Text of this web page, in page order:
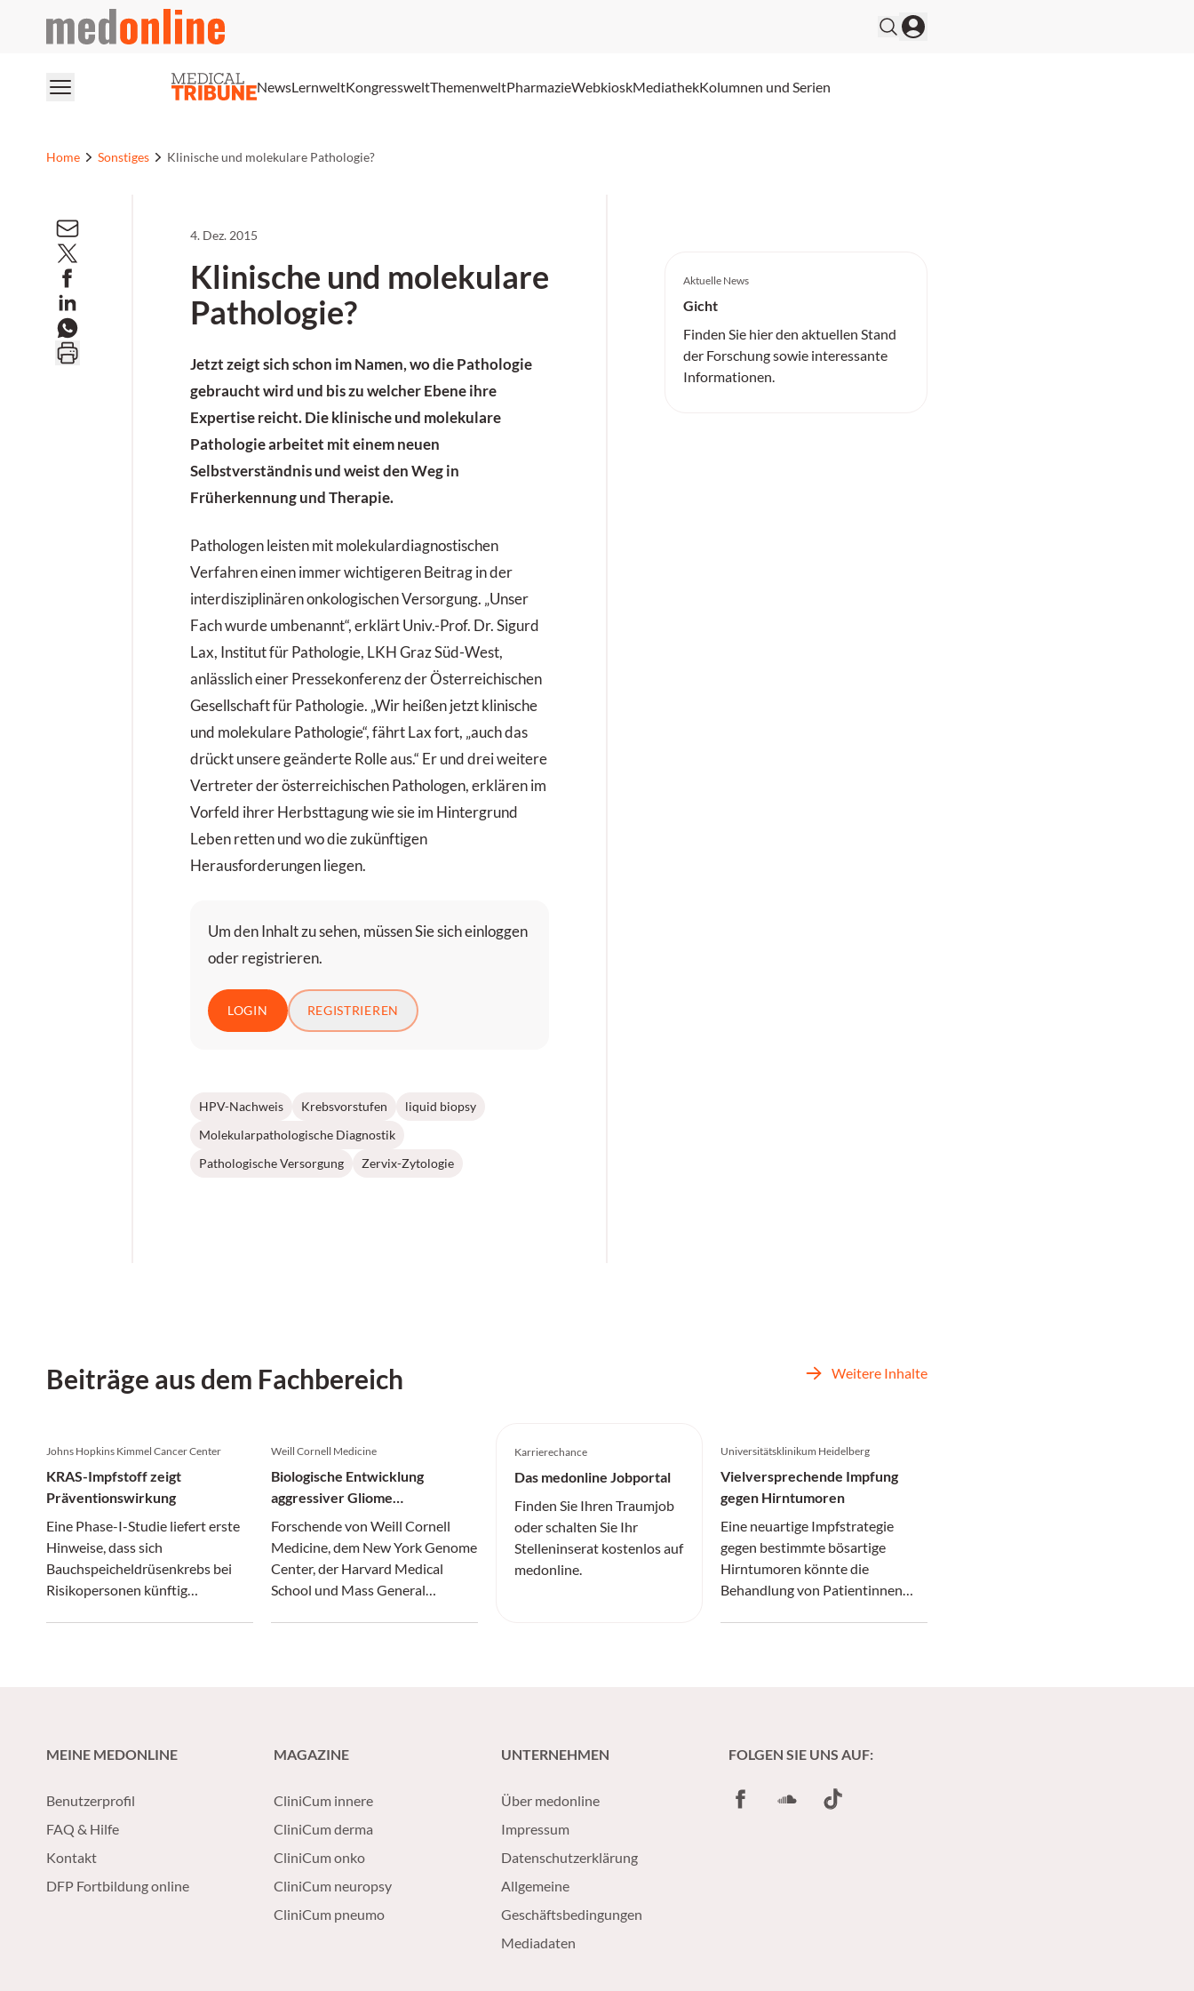
medonline
NewsLernweltKongressweltThemenweltPharmazieWebkioskMediathekKolumnen und Serien
Home Sonstiges Klinische und molekulare Pathologie?
4. Dez. 2015
Klinische und molekulare
Pathologie?
Jetzt zeigt sich schon im Namen, wo die Pathologie
gebraucht wird und bis zu welcher Ebene ihre
Expertise reicht. Die klinische und molekulare
Pathologie arbeitet mit einem neuen
Selbstverständnis und weist den Weg in
Früherkennung und Therapie.
Pathologen leisten mit molekulardiagnostischen
Verfahren einen immer wichtigeren Beitrag in der
interdisziplinären onkologischen Versorgung. „Unser
Fach wurde umbenannt“, erklärt Univ.-Prof. Dr. Sigurd
Lax, Institut für Pathologie, LKH Graz Süd-West,
anlässlich einer Pressekonferenz der Österreichischen
Gesellschaft für Pathologie. „Wir heißen jetzt klinische
und molekulare Pathologie“, fährt Lax fort, „auch das
drückt unsere geänderte Rolle aus.“ Er und drei weitere
Vertreter der österreichischen Pathologen, erklären im
Vorfeld ihrer Herbsttagung wie sie im Hintergrund
Leben retten und wo die zukünftigen
Herausforderungen liegen.
Um den Inhalt zu sehen, müssen Sie sich einloggen
oder registrieren.
LOGIN REGISTRIEREN
HPV-Nachweis Krebsvorstufen
liquid biopsy
Molekularpathologische Diagnostik
Pathologische Versorgung
Zervix-Zytologie
Aktuelle News
Gicht
Finden Sie hier den aktuellen Stand
der Forschung sowie interessante
Informationen.
Beiträge aus dem Fachbereich Weitere Inhalte
Johns Hopkins Kimmel Cancer Center
KRAS-Impfstoff zeigt
Präventionswirkung
Eine Phase-I-Studie liefert erste
Hinweise, dass sich
Bauchspeicheldrüsenkrebs bei
Risikopersonen künftig
Weill Cornell Medicine
Biologische Entwicklung
aggressiver Gliome
entschlüsselt
Forschende von Weill Cornell
Medicine, dem New York Genome
Center, der Harvard Medical
School und Mass General
Karrierechance
Das medonline Jobportal
Finden Sie Ihren Traumjob
oder schalten Sie Ihr
Stelleninserat kostenlos auf
medonline.
Universitätsklinikum Heidelberg
Vielversprechende Impfung
gegen Hirntumoren
Eine neuartige Impfstrategie
gegen bestimmte bösartige
Hirntumoren könnte die
Behandlung von Patientinnen
MEINE MEDONLINE
Benutzerprofil
FAQ & Hilfe
Kontakt
DFP Fortbildung online
MAGAZINE
CliniCum innere
CliniCum derma
CliniCum onko
CliniCum neuropsy
CliniCum pneumo
UNTERNEHMEN
Über medonline
Impressum
Datenschutzerklärung
Allgemeine
Geschäftsbedingungen
Mediadaten
FOLGEN SIE UNS AUF:
FacebookSoundCloud
TikTok